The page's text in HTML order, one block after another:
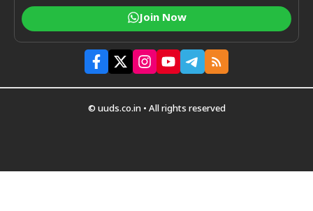
Join Now
© uuds.co.in • All rights reserved